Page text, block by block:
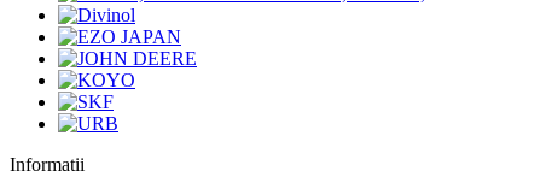
Informatii